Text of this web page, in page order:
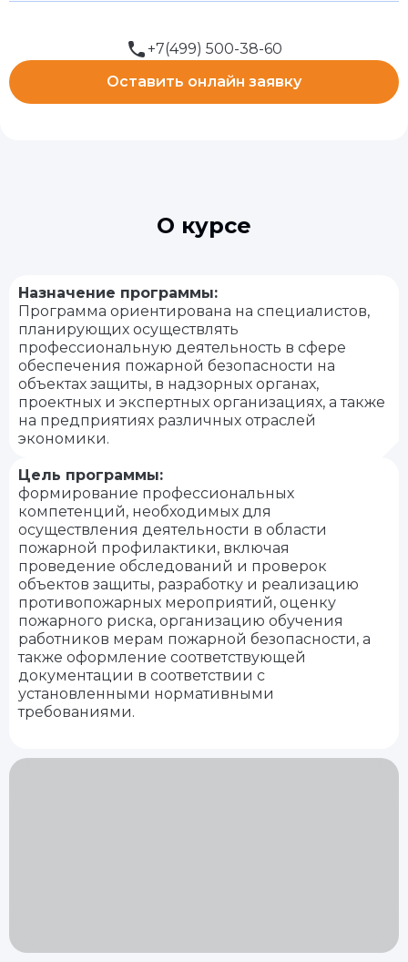
+7(499) 500-38-60
Оставить онлайн заявку
О курсе
Назначение программы:
Программа ориентирована на специалистов,
планирующих осуществлять
профессиональную деятельность в сфере
обеспечения пожарной безопасности на
объектах защиты, в надзорных органах,
проектных и экспертных организациях, а также
на предприятиях различных отраслей
экономики.
Цель программы:
формирование профессиональных
компетенций, необходимых для
осуществления деятельности в области
пожарной профилактики, включая
проведение обследований и проверок
объектов защиты, разработку и реализацию
противопожарных мероприятий, оценку
пожарного риска, организацию обучения
работников мерам пожарной безопасности, а
также оформление соответствующей
документации в соответствии с
установленными нормативными
требованиями.